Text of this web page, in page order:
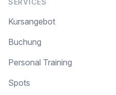
SERVICES
Kursangebot
Buchung
Personal Training
Spots